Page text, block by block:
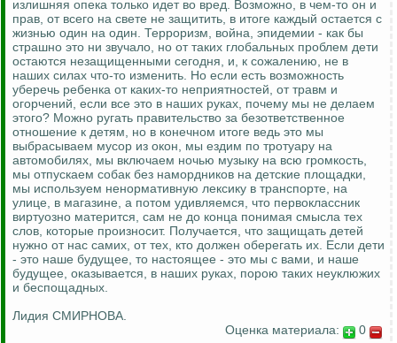
излишняя опека только идет во вред. Возможно, в чем-то он и
прав, от всего на свете не защитить, в итоге каждый остается с
жизнью один на один. Терроризм, война, эпидемии - как бы
страшно это ни звучало, но от таких глобальных проблем дети
остаются незащищенными сегодня, и, к сожалению, не в
наших силах что-то изменить. Но если есть возможность
уберечь ребенка от каких-то неприятностей, от травм и
огорчений, если все это в наших руках, почему мы не делаем
этого? Можно ругать правительство за безответственное
отношение к детям, но в конечном итоге ведь это мы
выбрасываем мусор из окон, мы ездим по тротуару на
автомобилях, мы включаем ночью музыку на всю громкость,
мы отпускаем собак без намордников на детские площадки,
мы используем ненормативную лексику в транспорте, на
улице, в магазине, а потом удивляемся, что первоклассник
виртуозно матерится, сам не до конца понимая смысла тех
слов, которые произносит. Получается, что защищать детей
нужно от нас самих, от тех, кто должен оберегать их. Если дети
- это наше будущее, то настоящее - это мы с вами, и наше
будущее, оказывается, в наших руках, порою таких неуклюжих
и беспощадных.
Лидия СМИРНОВА.
Оценка материала:
0